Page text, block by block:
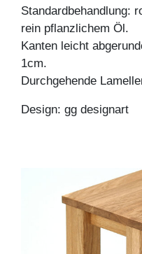
Standardbehandlung:
rein pflanzlichem Öl.
Kanten leicht
1cm.
Durchgehende
Design: gg designart